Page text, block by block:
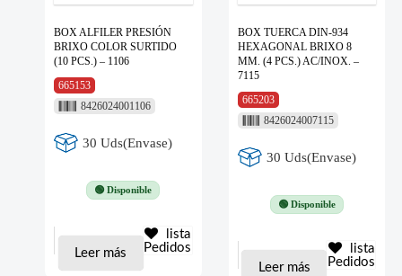
BOX ALFILER PRESIÓN
BRIXO COLOR SURTIDO
(10 PCS.) – 1106
665153
8426024001106
30 Uds(Envase)
🟢 Disponible
Leer más
lista
Pedidos
BOX TUERCA DIN-934
HEXAGONAL BRIXO 8
MM. (4 PCS.) AC/INOX. –
7115
665203
8426024007115
30 Uds(Envase)
🟢 Disponible
Leer más
lista
Pedidos